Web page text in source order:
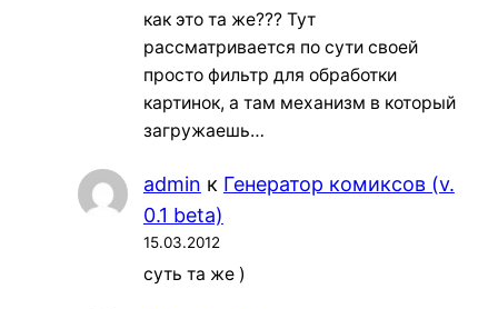
как это та же??? Тут
рассматривается по сути своей
просто фильтр для обработки
картинок, а там механизм в который
загружаешь…
admin к Генератор комиксов (v.
0.1 beta)
15.03.2012
суть та же )